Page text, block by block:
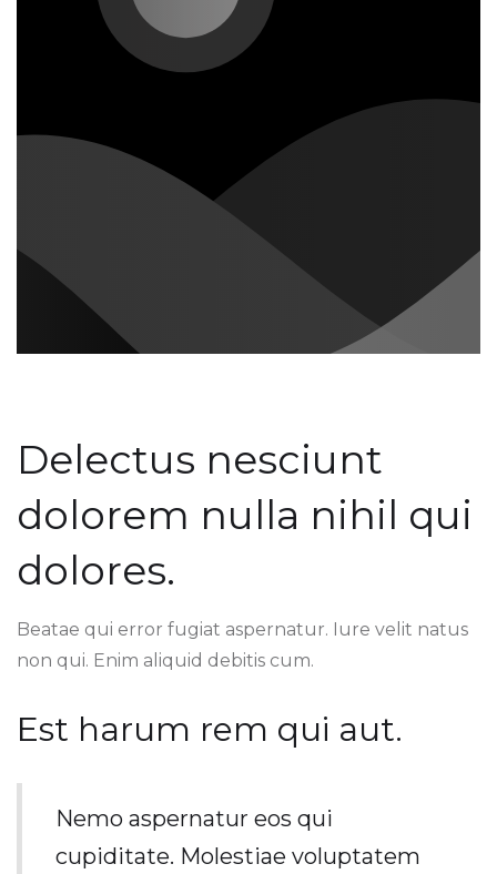
Delectus nesciunt
dolorem nulla nihil qui
dolores.
Beatae qui error fugiat aspernatur. Iure velit natus
non qui. Enim aliquid debitis cum.
Est harum rem qui aut.
Nemo aspernatur eos qui
cupiditate. Molestiae voluptatem